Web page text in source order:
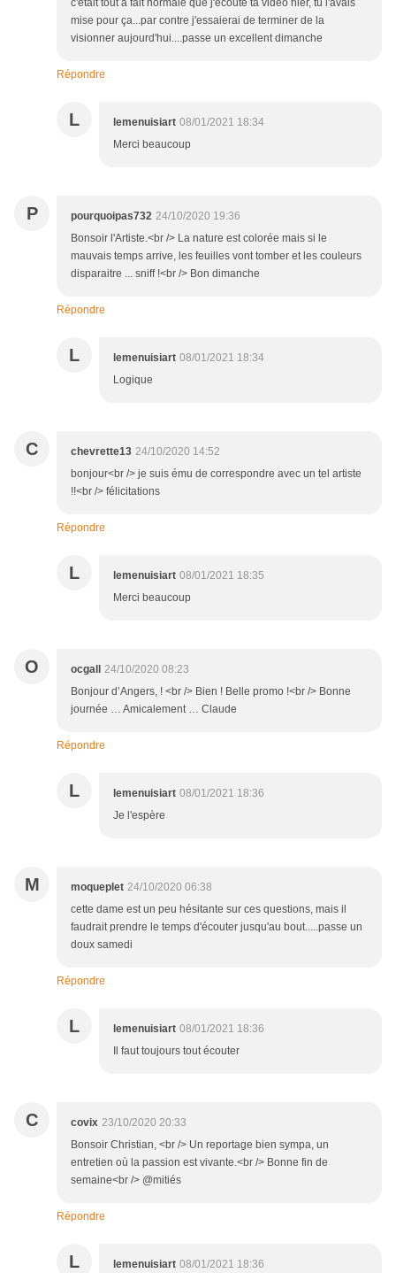
c'était tout à fait normale que j'écoute ta vidéo hier, tu l'avais
mise pour ça...par contre j'essaierai de terminer de la
visionner aujourd'hui....passe un excellent dimanche
Répondre
L lemenuisiart 08/01/2021 18:34
Merci beaucoup
P pourquoipas732 24/10/2020 19:36
Bonsoir l'Artiste.<br /> La nature est colorée mais si le
mauvais temps arrive, les feuilles vont tomber et les couleurs
disparaitre ... sniff !<br /> Bon dimanche
Répondre
L lemenuisiart 08/01/2021 18:34
Logique
C chevrette13 24/10/2020 14:52
bonjour<br /> je suis ému de correspondre avec un tel artiste
!!<br /> félicitations
Répondre
L lemenuisiart 08/01/2021 18:35
Merci beaucoup
O ocgall
24/10/2020 08:23
Bonjour d’Angers, ! <br /> Bien ! Belle promo !<br /> Bonne
journée … Amicalement … Claude
Répondre
L lemenuisiart 08/01/2021 18:36
Je l'espère
M moqueplet 24/10/2020 06:38
cette dame est un peu hésitante sur ces questions, mais il
faudrait prendre le temps d'écouter jusqu'au bout.....passe un
doux samedi
Répondre
L lemenuisiart 08/01/2021 18:36
Il faut toujours tout écouter
C covix 23/10/2020 20:33
Bonsoir Christian, <br /> Un reportage bien sympa, un
entretien où la passion est vivante.<br /> Bonne fin de
semaine<br /> @mitiés
Répondre
L lemenuisiart 08/01/2021 18:36